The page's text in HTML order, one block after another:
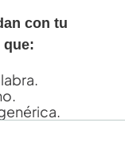
con tu
que: